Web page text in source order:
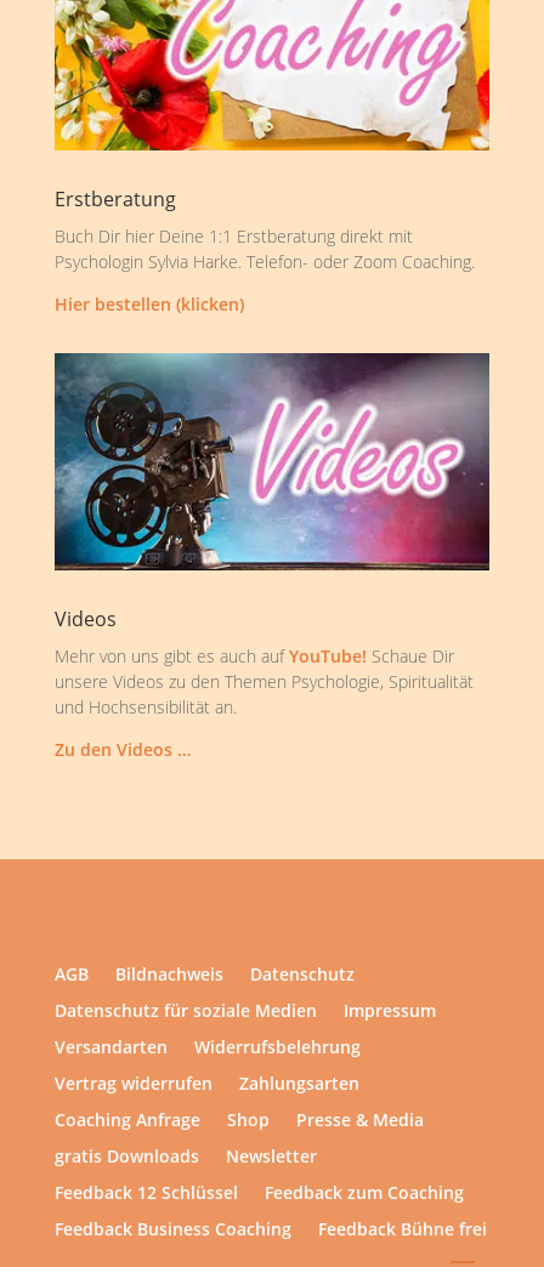
Erstberatung
Buch Dir hier Deine 1:1 Erstberatung direkt mit
Psychologin Sylvia Harke. Telefon- oder Zoom Coaching.
Hier bestellen (klicken)
Videos
Mehr von uns gibt es auch aufYouTube! Schaue Dir
unsere Videos zu den Themen Psychologie, Spiritualität
und Hochsensibilität an.
Zu den Videos …
AGB Bildnachweis
Datenschutz
Datenschutz für soziale Medien
Impressum
Versandarten
Widerrufsbelehrung
Vertrag widerrufen
Zahlungsarten
Coaching Anfrage
Shop
Presse & Media
gratis Downloads
Newsletter
Feedback 12 Schlüssel
Feedback zum Coaching
Feedback Business Coaching
Feedback Bühne frei